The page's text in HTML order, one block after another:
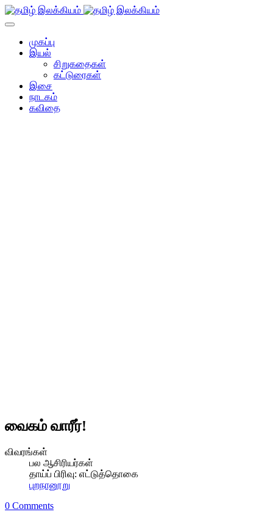
முகப்பு
இயல்
சிறுகதைகள்
கட்டுரைகள்
இசை
நாடகம்
கவிதை
வைகம் வாரீர்!
விவரங்கள்
பல ஆசிரியர்கள்
தாய்ப் பிரிவு: எட்டுத்தொகை
புறநானூறு
0 Comments